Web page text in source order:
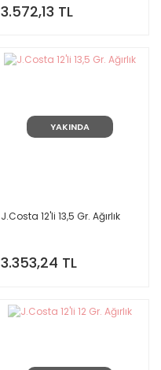
3.572,13 TL
YAKINDA
J.Costa 12'li 13,5 Gr. Ağırlık
3.353,24 TL